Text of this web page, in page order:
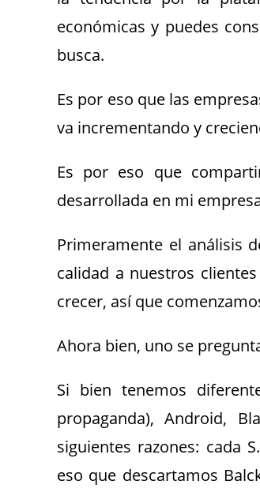
económicas y puedes
busca.
Es por eso que las
va incrementando y
Es por eso que
desarrollada en mi
Primeramente el análisis
calidad a nuestros
crecer, así que
Ahora bien, uno se
Si bien tenemos
propaganda), Android,
siguientes razones: cada
eso que descartamos